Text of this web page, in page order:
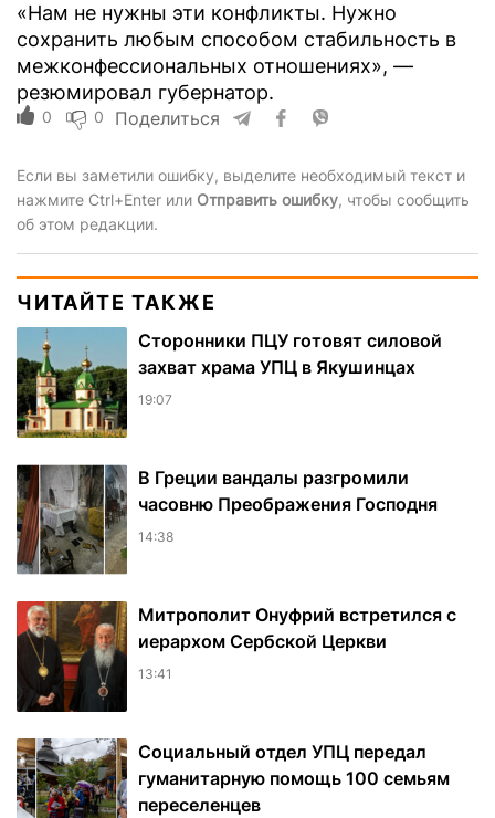
«Нам не нужны эти конфликты. Нужно
сохранить любым способом стабильность в
межконфессиональных отношениях», —
резюмировал губернатор.
0 0 Поделиться
Если вы заметили ошибку, выделите необходимый текст и
нажмите Ctrl+Enter или Отправить ошибку, чтобы сообщить
об этом редакции.
ЧИТАЙТЕ ТАКЖЕ
Сторонники ПЦУ готовят силовой
захват храма УПЦ в Якушинцах
19:07
В Греции вандалы разгромили
часовню Преображения Господня
14:38
Митрополит Онуфрий встретился с
иерархом Сербской Церкви
13:41
Социальный отдел УПЦ передал
гуманитарную помощь 100 семьям
переселенцев